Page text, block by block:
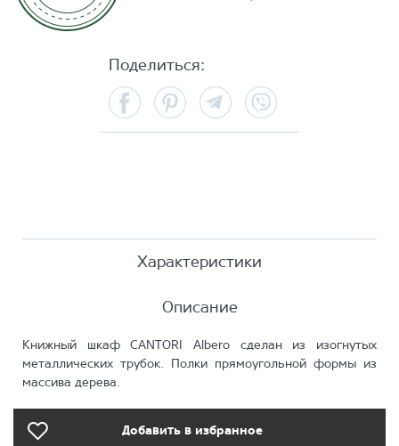
Поделиться:
FacebookPinterest Telegram
Характеристики
Описание
Книжный шкаф CANTORI Albero сделан из изогнутых
металлических трубок. Полки прямоугольной формы из
массива дерева.
Добавить в избранное